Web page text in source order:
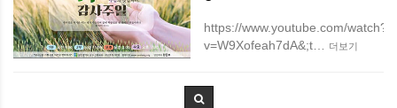
https://www.youtube.com/watch?
v=W9Xofeah7dA&;t…
더보기